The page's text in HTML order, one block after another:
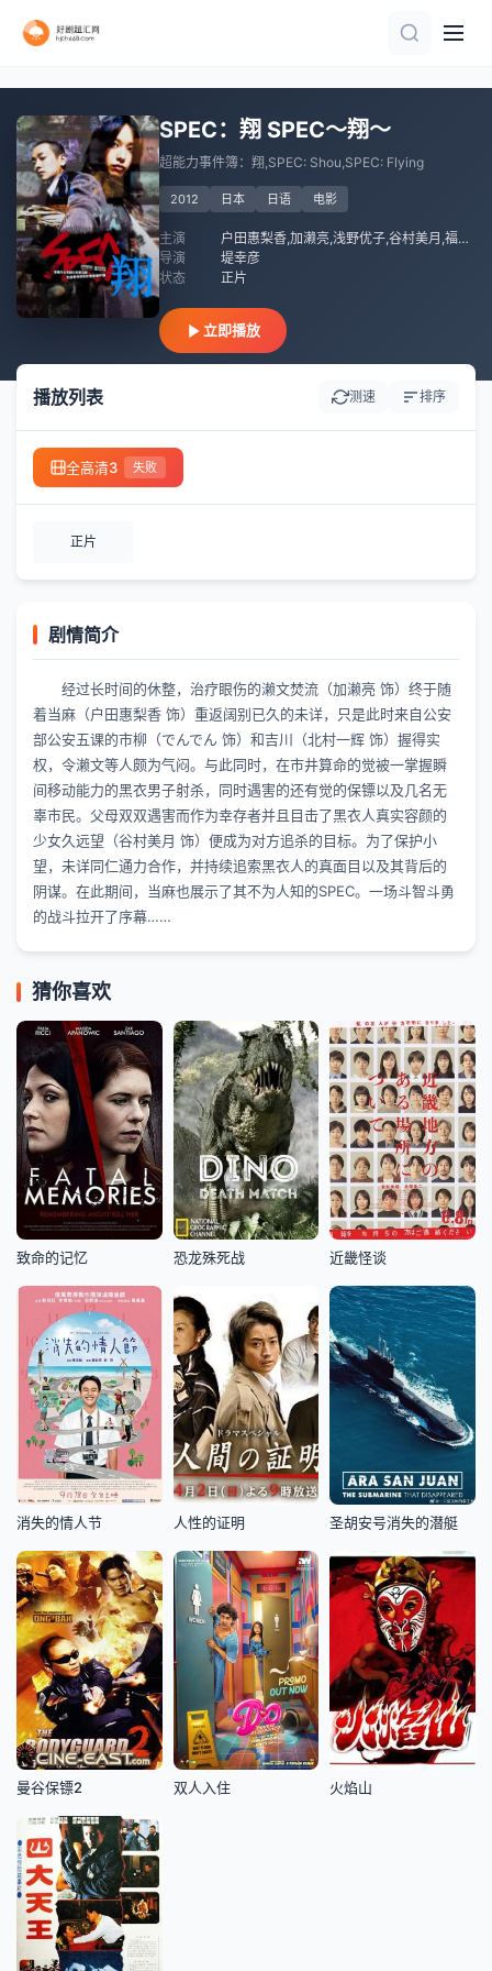
SPEC：翔 SPEC〜翔〜
超能力事件簿：翔,SPEC: Shou,SPEC: Flying
2012 日本 日语 电影
主演
户田惠梨香,加濑亮,浅野优子,谷村美月,福田沙纪,神木隆之介,龙雷太,椎名桔平,城田优,绪方义博
导演
堤幸彦
状态
正片
立即播放
播放列表 测速 排序
全高清3 失败
正片
剧情简介
经过长时间的休整，治疗眼伤的濑文焚流（加濑亮 饰）终于随
着当麻（户田惠梨香 饰）重返阔别已久的未详，只是此时来自公安
部公安五课的市柳（でんでん 饰）和吉川（北村一辉 饰）握得实
权，令濑文等人颇为气闷。与此同时，在市井算命的觉被一掌握瞬
间移动能力的黑衣男子射杀，同时遇害的还有觉的保镖以及几名无
辜市民。父母双双遇害而作为幸存者并且目击了黑衣人真实容颜的
少女久远望（谷村美月 饰）便成为对方追杀的目标。为了保护小
望，未详同仁通力合作，并持续追索黑衣人的真面目以及其背后的
阴谋。在此期间，当麻也展示了其不为人知的SPEC。一场斗智斗勇
的战斗拉开了序幕……
猜你喜欢
HD中字
致命的记忆
正片
恐龙殊死战
更新至高清
近畿怪谈
HD
消失的情人节
HD中字
人性的证明
第8集完结
圣胡安号消失的潜艇
HD中字
曼谷保镖2
正片
双人入住
HD中字
火焰山
已完结